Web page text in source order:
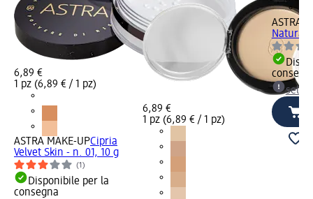
6,89 €
1 pz (6,89 € / 1 pz)
ASTRA MAKE-UPCipria
Velvet Skin - n. 01, 10 g
(1)
Disponibile per la
consegna
6,89 €
1 pz (6,89 € / 1 pz)
ASTRA
Natural